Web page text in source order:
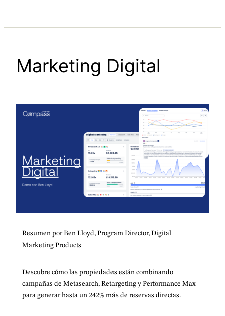
Marketing Digital
Resumen por Ben Lloyd, Program Director, Digital
Marketing Products
Descubre cómo las propiedades están combinando
campañas de Metasearch, Retargeting y Performance Max
para generar hasta un 242% más de reservas directas.